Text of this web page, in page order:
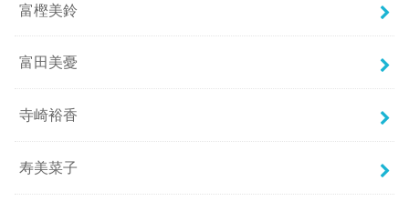
富樫美鈴
富田美憂
寺崎裕香
寿美菜子